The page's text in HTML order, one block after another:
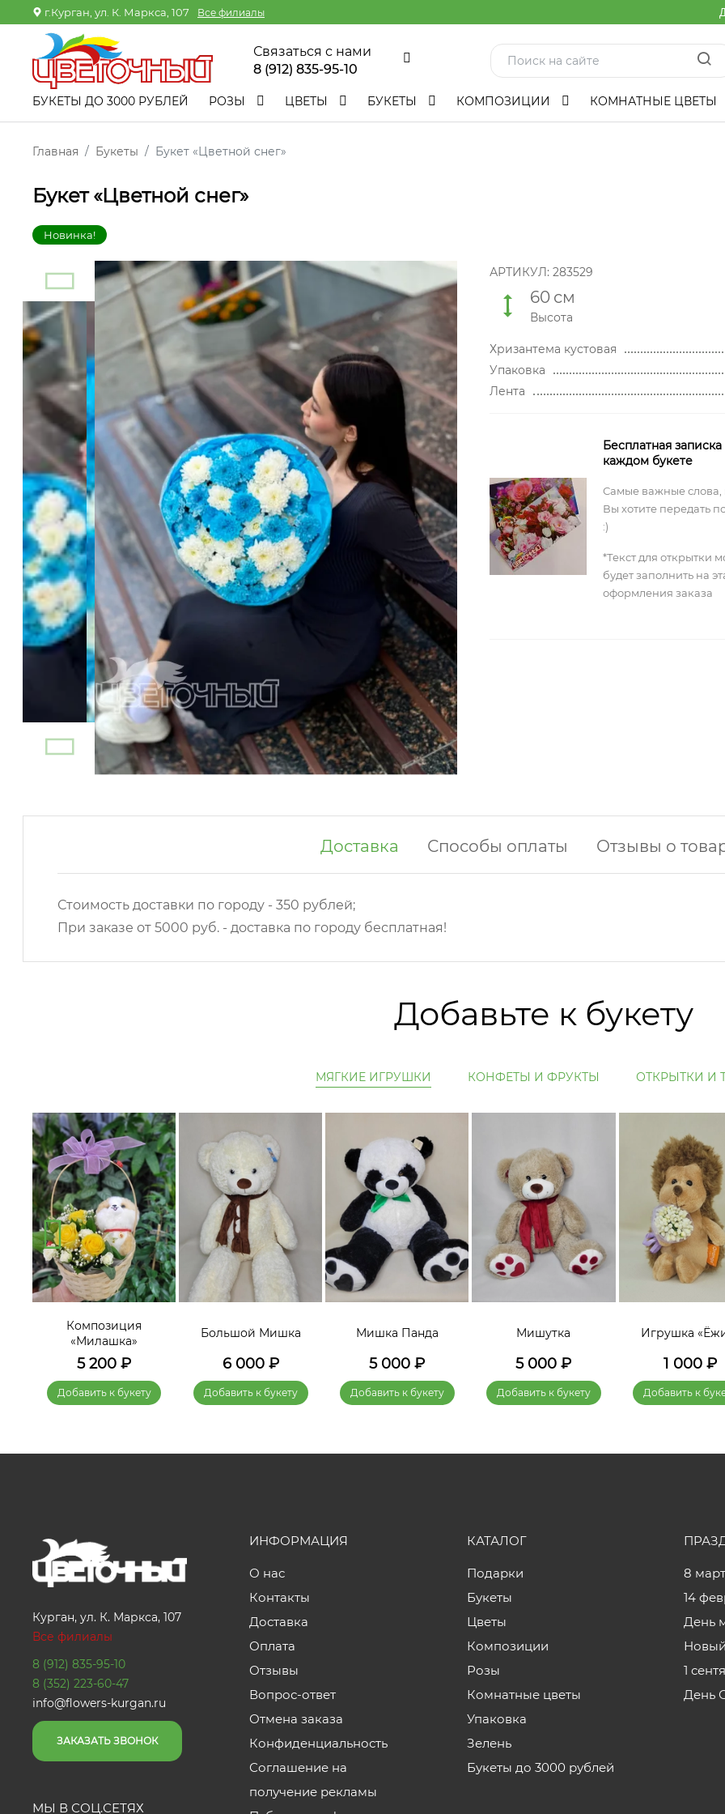
г.Курган, ул. К. Маркса, 107 Все филиалы
Связаться с нами
8 (912) 835-95-10
БУКЕТЫ ДО 3000 РУБЛЕЙ РОЗЫ ЦВЕТЫ БУКЕТЫ КОМПОЗИЦИИ КОМНАТНЫЕ ЦВЕТЫ
Главная Букеты Букет «Цветной снег»
Букет «Цветной снег»
Новинка!
АРТИКУЛ: 283529
60 см
Высота
Хризантема кустовая
Упаковка
Лента
Бесплатная записка
каждом букете
Самые важные слова,
Вы хотите передать
:)
*Текст для открытки
будет заполнить на
оформления заказа
Доставка Способы оплаты Отзывы о
Стоимость доставки по городу - 350 рублей;
При заказе от 5000 руб. - доставка по городу бесплатная!
Добавьте к букету
МЯГКИЕ ИГРУШКИ КОНФЕТЫ И ФРУКТЫ ОТКРЫТКИ И
Композиция
«Милашка»
5 200 ₽
Добавить к букету
Большой Мишка
6 000₽
Добавить к букету
Мишка Панда
5 000 ₽
Добавить к букету
Мишутка
5 000 ₽
Добавить к букету
Игрушка
1 000 ₽
Добавить к
Курган, ул. К. Маркса, 107
Все филиалы
8 (912) 835-95-10
8 (352) 223-60-47
info@flowers-kurgan.ru
ЗАКАЗАТЬ ЗВОНОК
МЫ В СОЦ.СЕТЯХ
ИНФОРМАЦИЯ
О нас
Контакты
Доставка
Оплата
Отзывы
Вопрос-ответ
Отмена заказа
Конфиденциальность
Соглашение на
получение рекламы
КАТАЛОГ
Подарки
Букеты
Цветы
Композиции
Розы
Комнатные цветы
Упаковка
Зелень
Букеты до 3000 рублей
8
14
День
1
День